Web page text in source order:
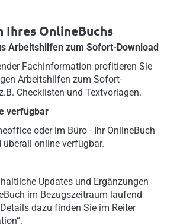
Ihres OnlineBuchs
Arbeitshilfen zum Sofort-Download
Fachinformation profitieren Sie
Arbeitshilfen zum Sofort-
Checklisten und Textvorlagen.
verfügbar
oder im Büro - Ihr OnlineBuch
überall online verfügbar.
Updates und Ergänzungen
im Bezugszeitraum laufend
dazu finden Sie im Reiter